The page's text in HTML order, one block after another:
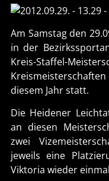
Am Samstag den
in der
Kreis-Staffel-
diesem Jahr statt.
Die Heidener
an diesen
zwei
jeweils eine
Viktoria wieder